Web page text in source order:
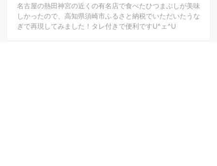
名古屋の熱田神宮の近くの有名店で食べたひつまぶしが美味
しかったので、高知県須崎市ふるさと納税でいただいたうな
ぎで再現してみました！タレ付きで便利ですU^ェ^U